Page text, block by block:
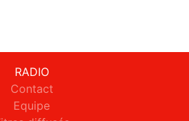
RADIO
Contact
Equipe